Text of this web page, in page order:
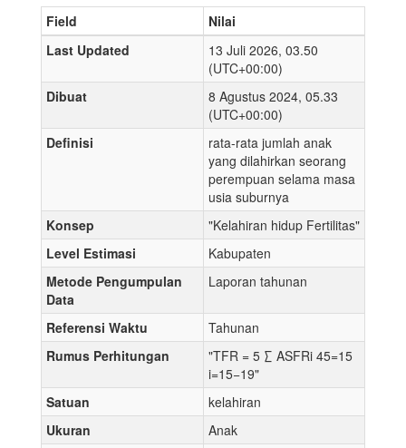
Field
Nilai
Last Updated
13 Juli 2026, 03.50
(UTC+00:00)
Dibuat
8 Agustus 2024, 05.33
(UTC+00:00)
Definisi
rata-rata jumlah anak
yang dilahirkan seorang
perempuan selama masa
usia suburnya
Konsep
"Kelahiran hidup Fertilitas"
Level Estimasi
Kabupaten
Metode Pengumpulan
Data
Laporan tahunan
Referensi Waktu
Tahunan
Rumus Perhitungan
"TFR = 5 ∑ ASFRi 45=15
i=15−19"
Satuan
kelahiran
Ukuran
Anak